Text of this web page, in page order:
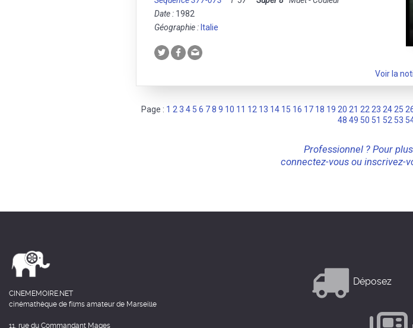
Date : 1982
Géographie : Italie
Voir la
Page : 1 2 3 4 5 6 78 9 10 11 12 13 14 15 16 17 18 19 20 21 22 23 24 25
48 49 50 51 52 53
Professionnel ? Pour
connectez-vous ou inscrivez-
CINEMEMOIRE.NET
cinémathèque de films amateur de Marseille
11, rue du Commandant Mages
Déposez